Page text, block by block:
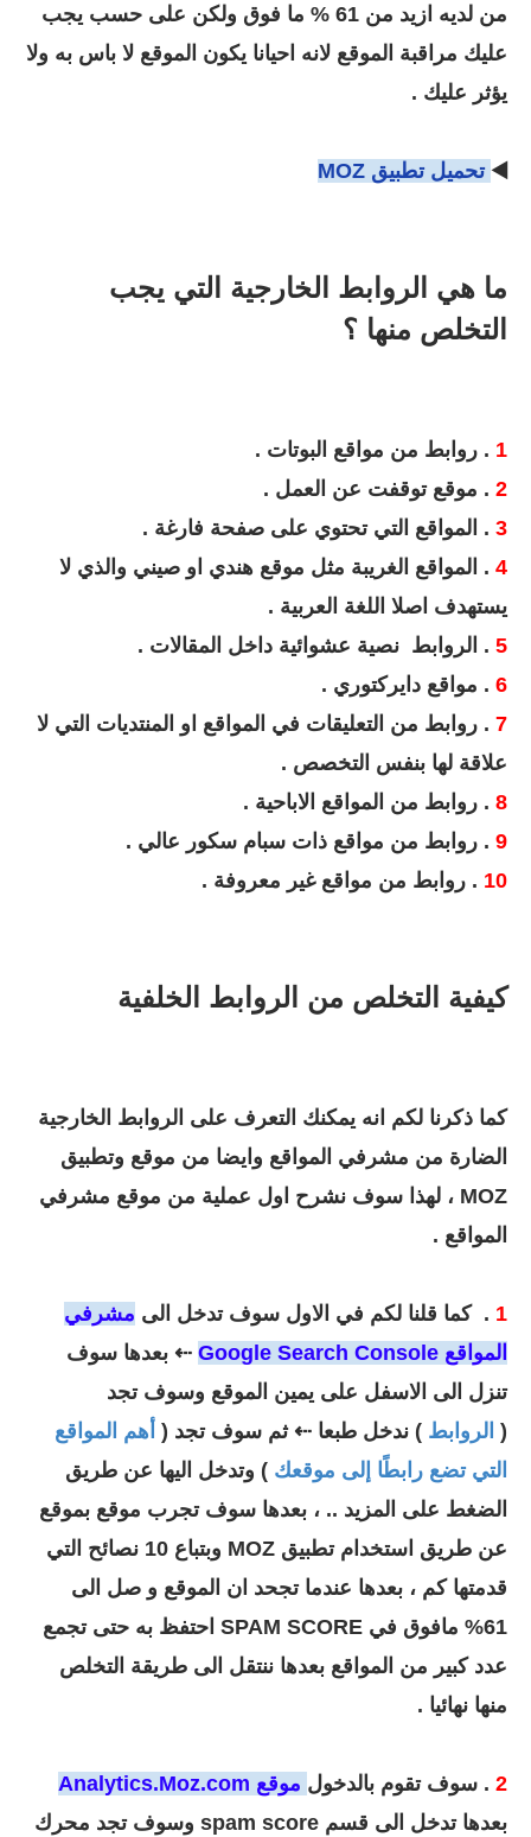
من لديه ازيد من
61 % ما فوق ولكن على حسب يجب
عليك مراقبة الموقع لانه احيانا يكون الموقع لا باس به ولا
يؤثر عليك .
◀️ تحميل تطبيق MOZ
ما هي الروابط الخارجية التي يجب
التخلص منها ؟
1 . روابط من مواقع البوتات .
2 . موقع توقفت عن العمل .
3 . المواقع التي تحتوي على صفحة فارغة .
4 . المواقع الغريبة مثل موقع هندي او صيني والذي لا
يستهدف اصلا اللغة العربية .
5 . الروابط نصية عشوائية داخل المقالات .
6 . مواقع دايركتوري .
7 . روابط من التعليقات في المواقع او المنتديات التي لا
علاقة لها بنفس التخصص .
8 . روابط من المواقع الاباحية .
9 . روابط من مواقع ذات سبام سكور عالي .
10 . روابط من مواقع غير معروفة .
كيفية التخلص من الروابط الخلفية
كما ذكرنا لكم انه يمكنك التعرف على الروابط الخارجية
الضارة من مشرفي المواقع وايضا من موقع وتطبيق
MOZ ، لهذا سوف نشرح اول عملية من موقع مشرفي
المواقع .
1 . كما قلنا لكم في الاول سوف تدخل الى مشرفي
المواقع Google Search Console
⇠ بعدها سوف
تنزل الى الاسفل على يمين الموقع وسوف تجد
( الروابط ) ندخل طبعا ⇠ ثم سوف تجد ( أهم المواقع
التي تضع رابطًا إلى موقعك ) وتدخل اليها عن طريق
الضغط على المزيد .. ، بعدها سوف تجرب موقع بموقع
عن طريق استخدام تطبيق
MOZ وبتباع 10 نصائح التي
قدمتها كم ، بعدها عندما تجحد ان الموقع و صل الى
61% مافوق في
SPAM SCORE احتفظ به حتى تجمع
عدد كبير من المواقع بعدها ننتقل الى طريقة التخلص
منها نهائيا .
2
. سوف تقوم بالدخول موقع Analytics.Moz.com
بعدها تدخل الى قسم spam score وسوف تجد محرك